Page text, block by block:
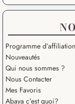
Programme d’affiliation
Nouveautés
Qui nous sommes ?
Nous Contacter
Mes Favoris
Abaya c’est quoi?